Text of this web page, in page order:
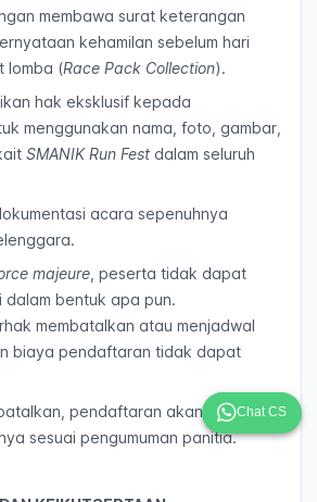
membawa surat keterangan
kehamilan sebelum hari
lomba (Race Pack Collection).
hak eksklusif kepada
menggunakan nama, foto, gambar,
SMANIK Run Fest dalam seluruh
acara sepenuhnya
majeure , peserta tidak dapat
dalam bentuk apa pun.
membatalkan atau menjadwal
biaya pendaftaran tidak dapat
pendaftaran akan dialihkan
sesuai pengumuman panitia.
Chat CS